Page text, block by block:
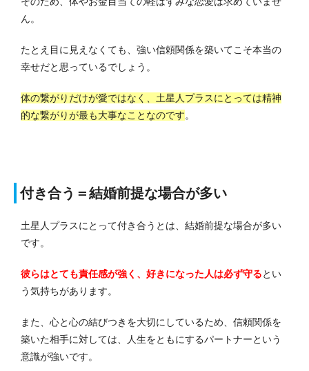
ん。
たとえ目に見えなくても、強い信頼関係を築いてこそ本当の
幸せだと思っているでしょう。
体の繋がりだけが愛ではなく、土星人プラスにとっては精神
的な繋がりが最も大事なことなのです。
付き合う＝結婚前提な場合が多い
土星人プラスにとって付き合うとは、結婚前提な場合が多い
です。
彼らはとても責任感が強く、好きになった人は必ず守るとい
う気持ちがあります。
また、心と心の結びつきを大切にしているため、信頼関係を
築いた相手に対しては、人生をともにするパートナーという
意識が強いです。